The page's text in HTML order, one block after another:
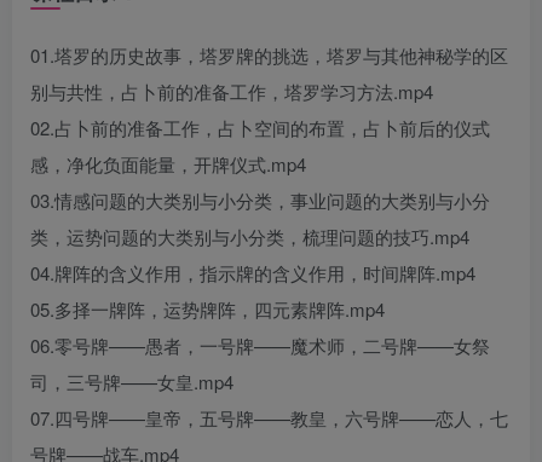
01.塔罗的历史故事，塔罗牌的挑选，塔罗与其他神秘学的区
别与共性，占卜前的准备工作，塔罗学习方法.mp4
02.占卜前的准备工作，占卜空间的布置，占卜前后的仪式
感，净化负面能量，开牌仪式.mp4
03.情感问题的大类别与小分类，事业问题的大类别与小分
类，运势问题的大类别与小分类，梳理问题的技巧.mp4
04.牌阵的含义作用，指示牌的含义作用，时间牌阵.mp4
05.多择一牌阵，运势牌阵，四元素牌阵.mp4
06.零号牌——愚者，一号牌——魔术师，二号牌——女祭
司，三号牌——女皇.mp4
07.四号牌——皇帝，五号牌——教皇，六号牌——恋人，七
号牌——战车.mp4